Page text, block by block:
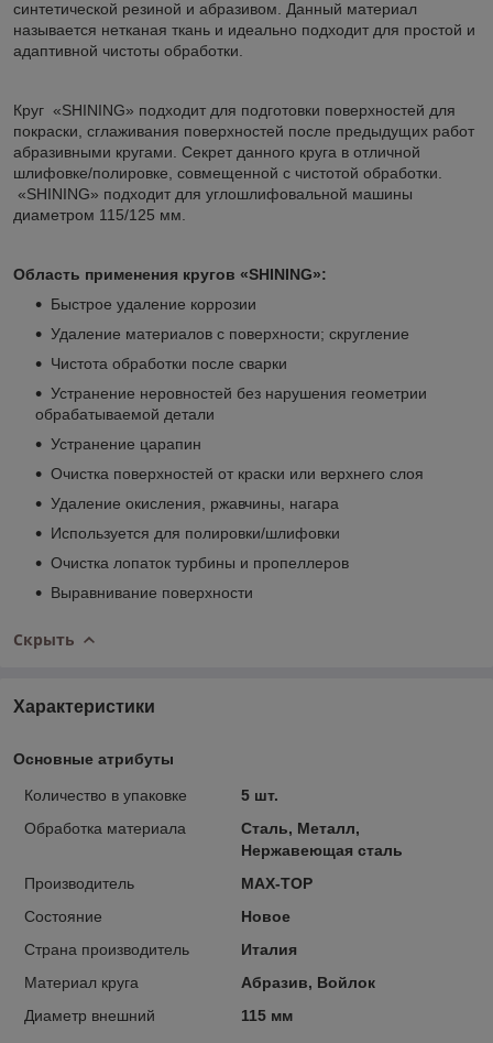
синтетической резиной и абразивом. Данный материал
называется нетканая ткань и идеально подходит для простой и
адаптивной чистоты обработки.
Круг «SHINING» подходит для подготовки поверхностей для
покраски, сглаживания поверхностей после предыдущих работ
абразивными кругами. Секрет данного круга в отличной
шлифовке/полировке, совмещенной с чистотой обработки.
«SHINING» подходит для углошлифовальной машины
диаметром 115/125 мм.
Область применения кругов «SHINING»:
Быстрое удаление коррозии
Удаление материалов с поверхности; скругление
Чистота обработки после сварки
Устранение неровностей без нарушения геометрии
обрабатываемой детали
Устранение царапин
Очистка поверхностей от краски или верхнего слоя
Удаление окисления, ржавчины, нагара
Используется для полировки/шлифовки
Очистка лопаток турбины и пропеллеров
Выравнивание поверхности
Скрыть
Характеристики
Основные атрибуты
Количество в упаковке
5 шт.
Обработка материала
Сталь, Металл,
Нержавеющая сталь
Производитель
MAX-TOP
Состояние
Новое
Страна производитель
Италия
Материал круга
Абразив, Войлок
Диаметр внешний
115 мм